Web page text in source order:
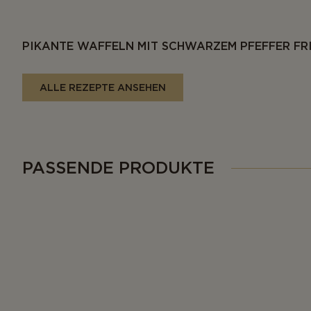
PIKANTE WAFFELN MIT SCHWARZEM PFEFFER
ALLE REZEPTE ANSEHEN
PASSENDE PRODUKTE